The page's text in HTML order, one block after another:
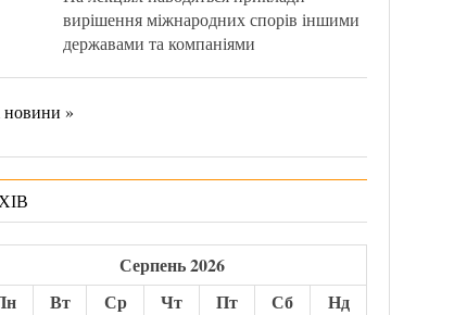
вирішення міжнародних спорів іншими
державами та компаніями
новини »
Серпень 2026
Вт Ср Чт Пт Сб Нд